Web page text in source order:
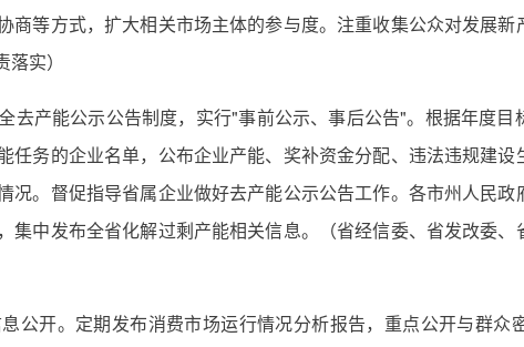
商等方式，扩大相关市场主体的参与度。注重收集公众对发展
实）
产能公示公告制度，实行"事前公示、事后公告"。根据年度目
任务的企业名单，公布企业产能、奖补资金分配、违法违规建
况。督促指导省属企业做好去产能公示公告工作。各市州人民
集中发布全省化解过剩产能相关信息。（省经信委、省发改委
开。定期发布消费市场运行情况分析报告，重点公开与群众